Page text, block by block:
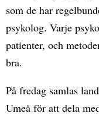
som de har
psykolog. Varje
patienter, och
bra.
På fredag samlas
Umeå för att dela